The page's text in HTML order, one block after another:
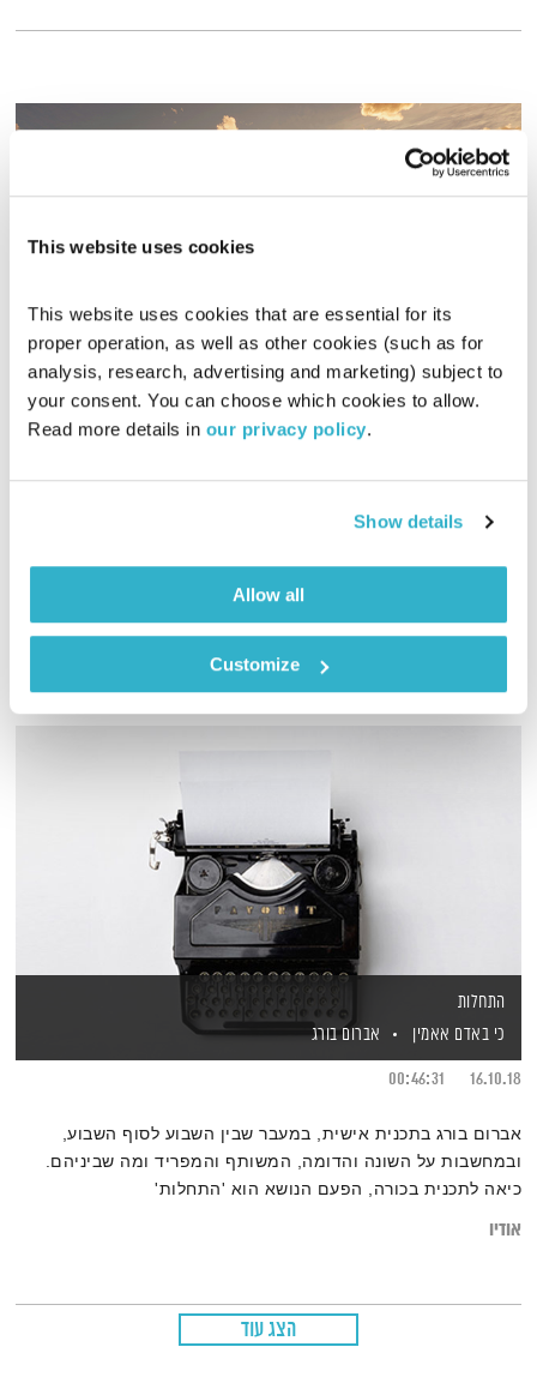
This website uses cookies
This website uses cookies that are essential for its
proper operation, as well as other cookies (such as for
analysis, research, advertising and marketing) subject to
your consent. You can choose which cookies to allow.
Read more details in our privacy policy.
Show details
Allow all
Customize
מרחב ריפוי – 17.7.26
מרחב ריפוי
אורי בנקהלטר
אורי בנקהלטר בונה עולם מופלא של קולות, צלילים ותדרים
התחלות
כי באדם אאמין
אברום בורג
16.10.18
00:46:31
אברום בורג בתכנית אישית, במעבר שבין השבוע לסוף השבוע,
ובמחשבות על השונה והדומה, המשותף והמפריד ומה שביניהם.
כיאה לתכנית בכורה, הפעם הנושא הוא 'התחלות'
אודיו
הצג עוד